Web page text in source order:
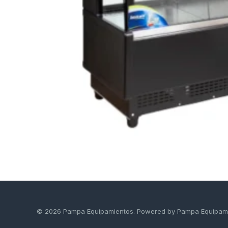
© 2026 Pampa Equipamientos. Powered by Pampa